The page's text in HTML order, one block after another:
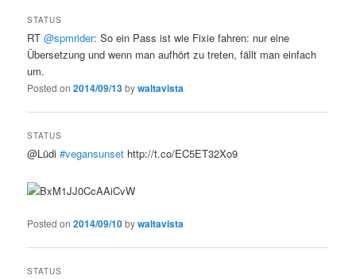
STATUS
RT@spmrider: So ein Pass ist wie Fixie fahren: nur eine
Übersetzung und wenn man aufhört zu treten, fällt man einfach
um.
Posted on2014/09/13bywaltavista
STATUS
@Lüdi#vegansunset http://t.co/EC5ET32Xo9
Posted on2014/09/10bywaltavista
STATUS